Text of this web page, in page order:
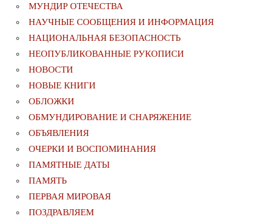
МУНДИР ОТЕЧЕСТВА
НАУЧНЫЕ СООБЩЕНИЯ И ИНФОРМАЦИЯ
НАЦИОНАЛЬНАЯ БЕЗОПАСНОСТЬ
НЕОПУБЛИКОВАННЫЕ РУКОПИСИ
НОВОСТИ
НОВЫЕ КНИГИ
ОБЛОЖКИ
ОБМУНДИРОВАНИЕ И СНАРЯЖЕНИЕ
ОБЪЯВЛЕНИЯ
ОЧЕРКИ И ВОСПОМИНАНИЯ
ПАМЯТНЫЕ ДАТЫ
ПАМЯТЬ
ПЕРВАЯ МИРОВАЯ
ПОЗДРАВЛЯЕМ